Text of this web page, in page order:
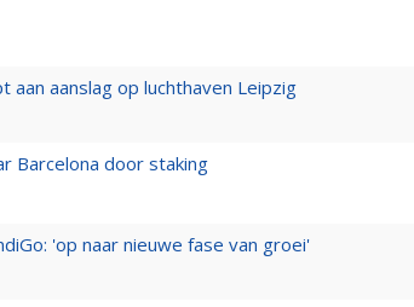
aanslag op luchthaven Leipzig
Barcelona door staking
'op naar nieuwe fase van groei'